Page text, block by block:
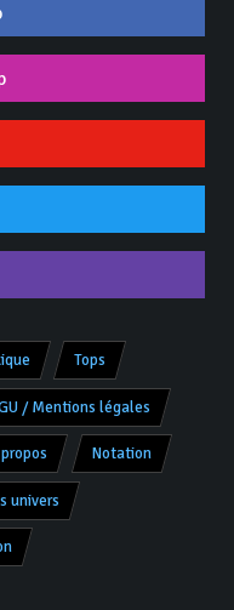
Tops
/ Mentions légales
Notation
univers